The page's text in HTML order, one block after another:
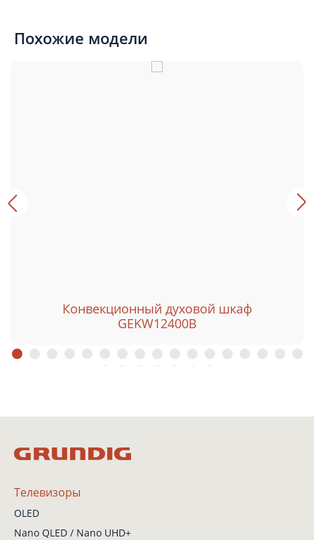
Похожие модели
Конвекционный духовой шкаф
GEKW12400B
Телевизоры
OLED
Nano QLED / Nano UHD+